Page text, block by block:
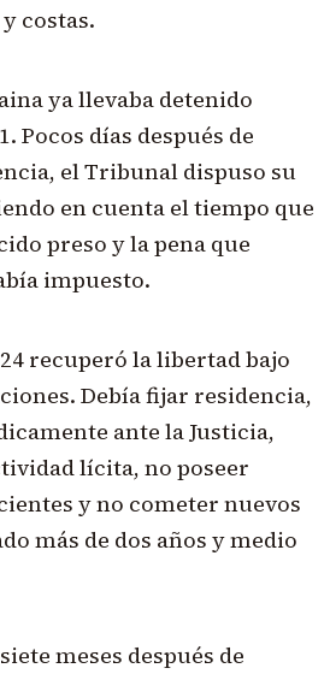
costas.
ya llevaba detenido
Pocos días después de
el Tribunal dispuso su
en cuenta el tiempo que
preso y la pena que
impuesto.
recuperó la libertad bajo
Debía fijar residencia,
ante la Justicia,
lícita, no poseer
y no cometer nuevos
más de dos años y medio
meses después de